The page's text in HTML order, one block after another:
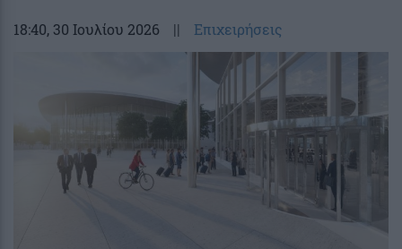
18:40, 30 Ιουλίου 2026 || Επιχειρήσεις